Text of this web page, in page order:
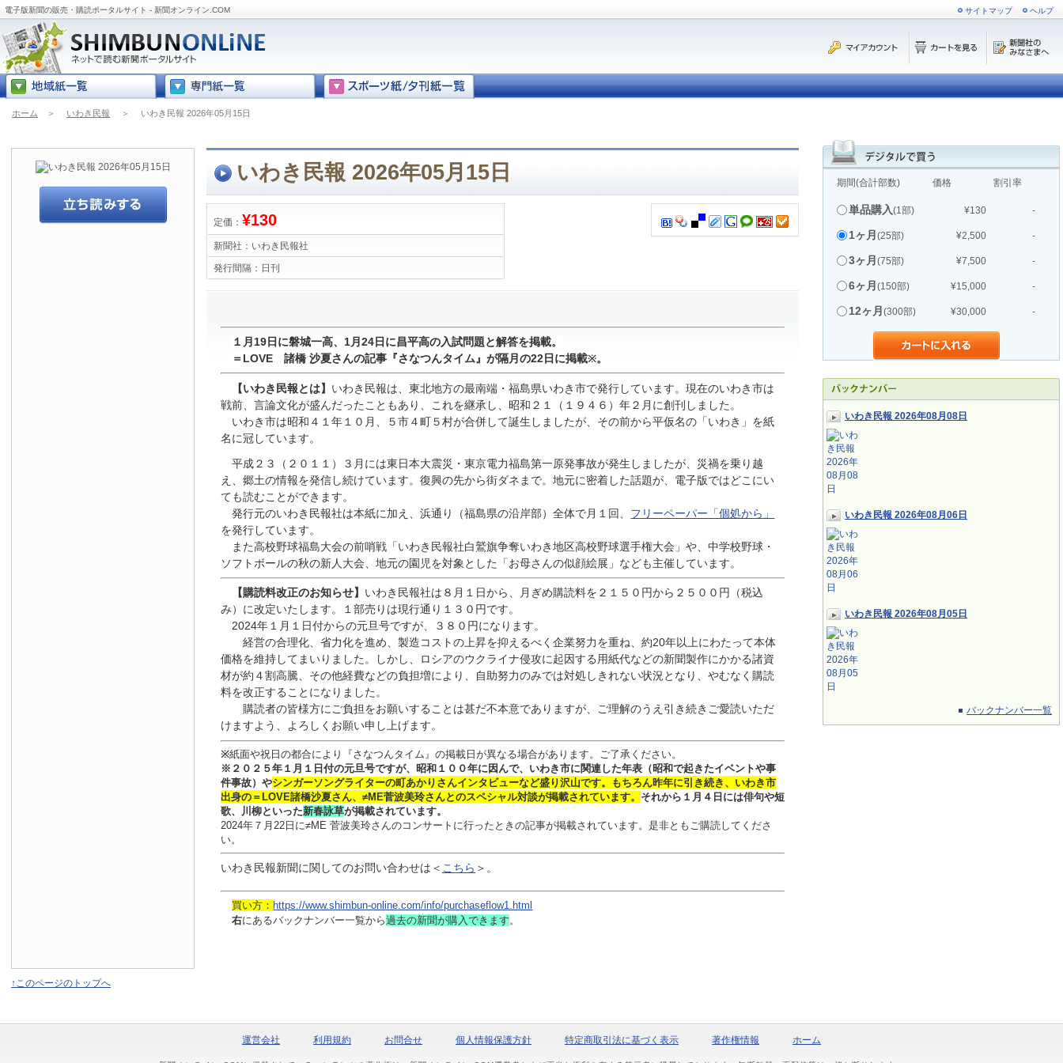
電子版新聞の販売・購読ポータルサイト - 新聞オンライン.COM サイトマップ ヘルプ
ホーム ＞ いわき民報 ＞ いわき民報 2026年05月15日
期間(合計部数) 価格 割引率
単品購入(1部) ¥130 -
1ヶ月 (25部) ¥2,500 -
3ヶ月 (75部) ¥7,500 -
6ヶ月 (150部) ¥15,000 -
12ヶ月 (300部) ¥30,000 -
いわき民報 2026年08月08日
いわき民報 2026年08月06日
いわき民報 2026年08月05日
バックナンバー一覧
いわき民報 2026年05月15日
定価： ¥130
新聞社： いわき民報社
発行間隔： 日刊
１月19日に磐城一高、1月24日に昌平高の入試問題と解答を掲載。
＝LOVE 諸橋 沙夏さんの記事『さなつんタイム』が隔月の22日に掲載※。
【いわき民報とは】 いわき民報は、東北地方の最南端・福島県いわき市で発行しています。現在のいわき市は
戦前、言論文化が盛んだったこともあり、これを継承し、昭和２１（１９４６）年２月に創刊しました。
いわき市は昭和４１年１０月、５市４町５村が合併して誕生しましたが、その前から平仮名の「いわき」を紙
名に冠しています。
平成２３（２０１１）３月には東日本大震災・東京電力福島第一原発事故が発生しましたが、災禍を乗り越
え、郷土の情報を発信し続けています。復興の先から街ダネまで。地元に密着した話題が、電子版ではどこにい
ても読むことができます。
発行元のいわき民報社は本紙に加え、浜通り（福島県の沿岸部）全体で月１回、 フリーペーパー「個処から」
を発行しています。
また高校野球福島大会の前哨戦「いわき民報社白鷲旗争奪いわき地区高校野球選手権大会」や、中学校野球・
ソフトボールの秋の新人大会、地元の園児を対象とした「お母さんの似顔絵展」なども主催しています。
【購読料改正のお知らせ】 いわき民報社は８月１日から、月ぎめ購読料を２１５０円から２５００円（税込
み）に改定いたします。１部売りは現行通り１３０円です。
2024年１月１日付からの元旦号ですが、３８０円になります。
経営の合理化、省力化を進め、製造コストの上昇を抑えるべく企業努力を重ね、約20年以上にわたって本体
価格を維持してまいりました。しかし、ロシアのウクライナ侵攻に起因する用紙代などの新聞製作にかかる諸資
材が約４割高騰、その他経費などの負担増により、自助努力のみでは対処しきれない状況となり、やむなく購読
料を改正することになりました。
購読者の皆様方にご負担をお願いすることは甚だ不本意でありますが、ご理解のうえ引き続きご愛読いただ
けますよう、よろしくお願い申し上げます。
※紙面や祝日の都合により『さなつんタイム』の掲載日が異なる場合があります。ご了承ください。
※ ２０２５年１月 １日 付の元旦号ですが、昭和１００年に因んで、いわき市に関連した年表（昭和で起きたイベントや事
件事故）やシンガーソングライターの町あかりさんインタビューなど盛り沢山です。
もちろん昨年に引き続き、いわき市
出身の ＝LOVE諸橋沙夏さん、≠ME菅波美玲さんとのスペシャル対談が掲載されています。 それから１月４日には俳句や短
歌、川柳といった新春詠草が掲載されています。
2024年７月22日に≠ME 菅波美玲さんのコンサートに行ったときの記事が掲載されています。是非ともご購読してくださ
い。
いわき民報新聞に関してのお問い合わせは ＜ こちら ＞。
買い方： https://www.shimbun-online.com/info/purchaseflow1.html
右にあるバックナンバー一覧から過去の新聞が購入できます。
↑このページのトップへ
運営会社 利用規約 お問合せ 個人情報保護方針 特定商取引法に基づく表示 著作権情報 ホーム